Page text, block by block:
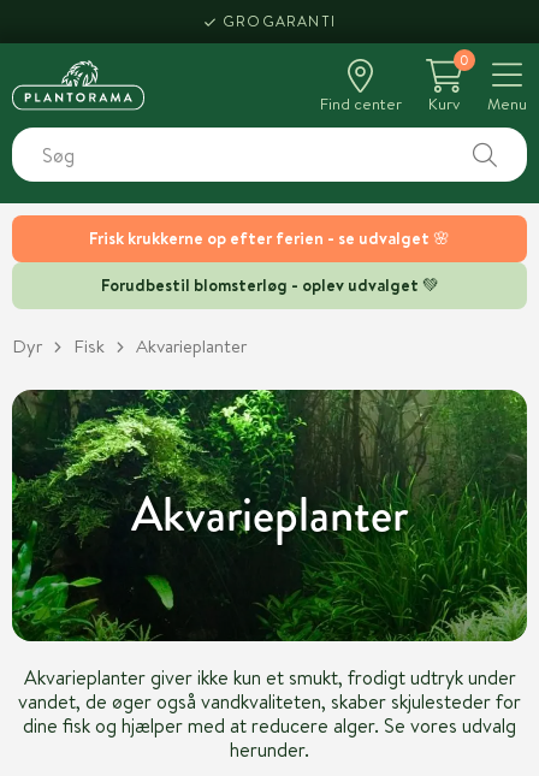
Frisk krukkerne op efter ferien - se udvalget 🌸
Forudbestil blomsterløg - oplev udvalget 💚
HENT SAMME DAG
Find center
0
Kurv
Menu
Dyr Fisk Akvarieplanter
Akvarieplanter
Akvarieplanter giver ikke kun et smukt, frodigt udtryk under
vandet, de øger også vandkvaliteten, skaber skjulesteder for
dine fisk og hjælper med at reducere alger. Se vores udvalg
herunder.